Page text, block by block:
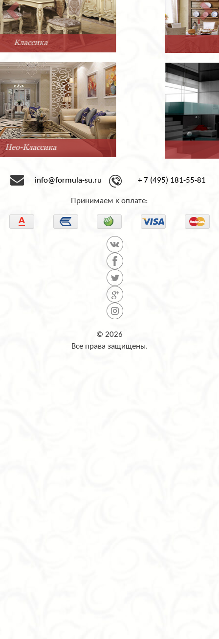
Минимализм
info@formula-su.ru + 7 (495) 181-55-81
Принимаем к оплате:
© 2026
Все права защищены.